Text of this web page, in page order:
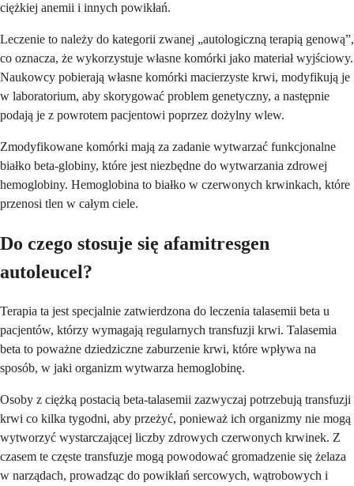
ciężkiej anemii i innych powikłań.
Leczenie to należy do kategorii zwanej „autologiczną terapią genową”,
co oznacza, że wykorzystuje własne komórki jako materiał wyjściowy.
Naukowcy pobierają własne komórki macierzyste krwi, modyfikują je
w laboratorium, aby skorygować problem genetyczny, a następnie
podają je z powrotem pacjentowi poprzez dożylny wlew.
Zmodyfikowane komórki mają za zadanie wytwarzać funkcjonalne
białko beta-globiny, które jest niezbędne do wytwarzania zdrowej
hemoglobiny. Hemoglobina to białko w czerwonych krwinkach, które
przenosi tlen w całym ciele.
Do czego stosuje się afamitresgen
autoleucel?
Terapia ta jest specjalnie zatwierdzona do leczenia talasemii beta u
pacjentów, którzy wymagają regularnych transfuzji krwi. Talasemia
beta to poważne dziedziczne zaburzenie krwi, które wpływa na
sposób, w jaki organizm wytwarza hemoglobinę.
Osoby z ciężką postacią beta-talasemii zazwyczaj potrzebują transfuzji
krwi co kilka tygodni, aby przeżyć, ponieważ ich organizmy nie mogą
wytworzyć wystarczającej liczby zdrowych czerwonych krwinek. Z
czasem te częste transfuzje mogą powodować gromadzenie się żelaza
w narządach, prowadząc do powikłań sercowych, wątrobowych i